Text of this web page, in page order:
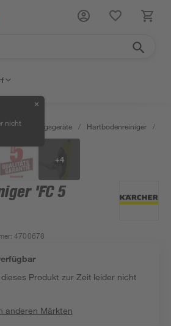
nicht
✕
/ Reinigungsgeräte / Hartbodenreiniger /
+4
'FC 5
:4700678
Produkt zur Zeit leider nicht
anderen Märkten